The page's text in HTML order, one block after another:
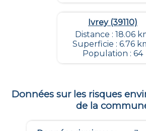
Ivrey (39110)
Distance : 18.06
Superficie : 6.76
Population : 64
Données sur les risques
de la